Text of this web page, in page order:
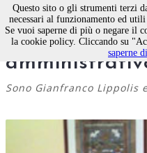
Asl Ba,
Sono Gianfranco Lippolis
Questo sito o gli strumenti terzi
necessari al funzionamento ed
Se vuoi saperne di più o negare il
la cookie policy. Cliccando su
saperne